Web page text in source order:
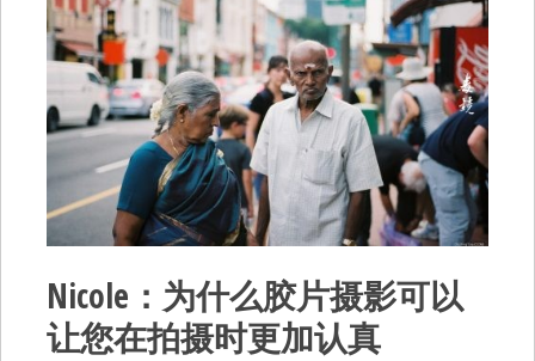
Nicole：为什么胶片摄影可以
让您在拍摄时更加认真